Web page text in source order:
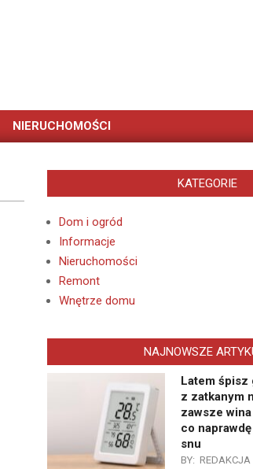
NIERUCHOMOŚCI
KATEGORIE
Dom i ogród
Informacje
Nieruchomości
Remont
Wnętrze domu
NAJNOWSZE
Latem
z zatkanym
zawsze
co
snu
BY: REDAKCJA